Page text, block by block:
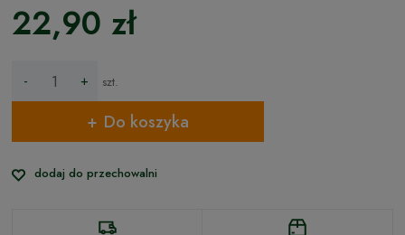
22,90 zł
- + szt.
Do koszyka
dodaj do przechowalni